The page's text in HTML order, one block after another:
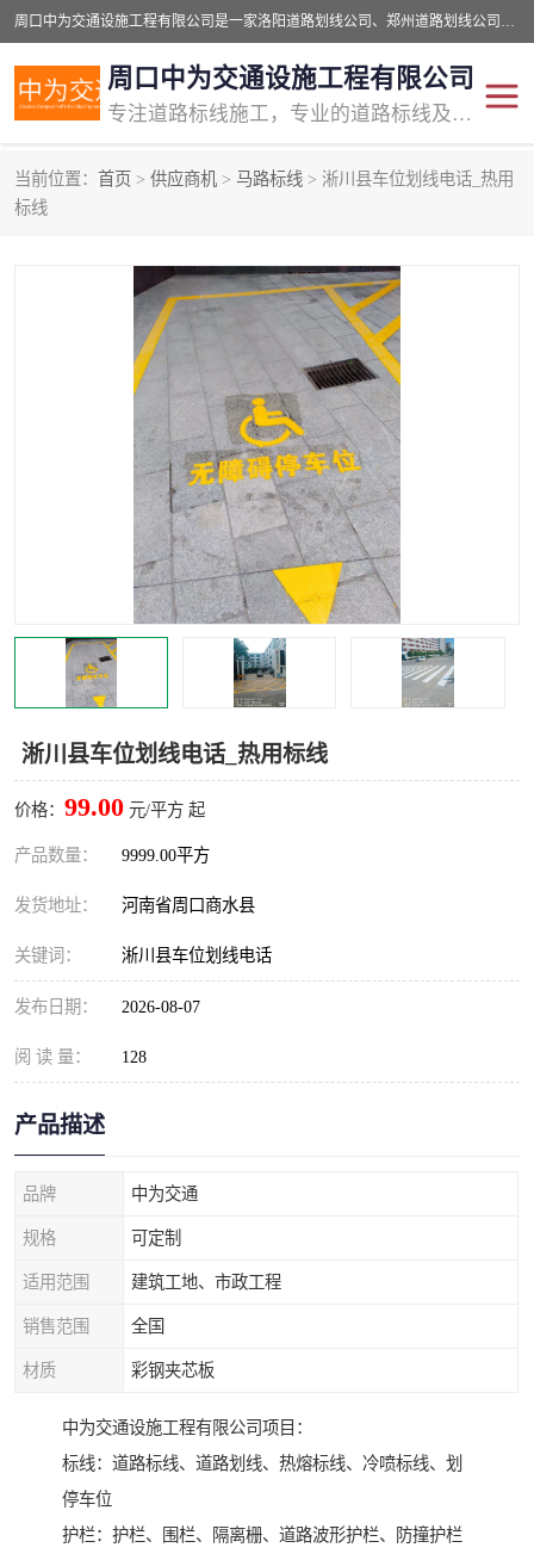
周口中为交通设施工程有限公司是一家洛阳道路划线公司、郑州道路划线公司、平顶山道路车位划线公司、开封车位划线公司、许昌道路车位划线公司、漯河道路车位划线公司，公司始终坚持“诚信、匠心、专注”的宗旨；我们的经营理念是：的服务。
周口中为交通设施工程有限公司
专注道路标线施工，专业的道路标线及交通设施施工服务商!
当前位置： 首页 > 供应商机 > 马路标线 > 淅川县车位划线电话_热用
标线
淅川县车位划线电话_热用标线
价格： 99.00 元/平方 起
产品数量： 9999.00平方
发货地址： 河南省周口商水县
关键词： 淅川县车位划线电话
发布日期： 2026-08-07
阅 读 量： 128
产品描述
品牌 中为交通
规格 可定制
适用范围 建筑工地、市政工程
销售范围 全国
材质 彩钢夹芯板
中为交通设施工程有限公司项目：
标线：道路标线、道路划线、热熔标线、冷喷标线、划
停车位
护栏：护栏、围栏、隔离栅、道路波形护栏、防撞护栏
交通道路标线
道路标线划线 马路标线
道路划线